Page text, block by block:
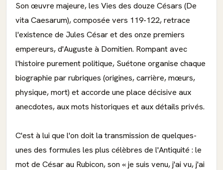
Son œuvre majeure, les Vies des douze Césars (De
vita Caesarum), composée vers 119-122, retrace
l'existence de Jules César et des onze premiers
empereurs, d'Auguste à Domitien. Rompant avec
l'histoire purement politique, Suétone organise chaque
biographie par rubriques (origines, carrière, mœurs,
physique, mort) et accorde une place décisive aux
anecdotes, aux mots historiques et aux détails privés.
C'est à lui que l'on doit la transmission de quelques-
unes des formules les plus célèbres de l'Antiquité : le
mot de César au Rubicon, son « je suis venu, j'ai vu, j'ai